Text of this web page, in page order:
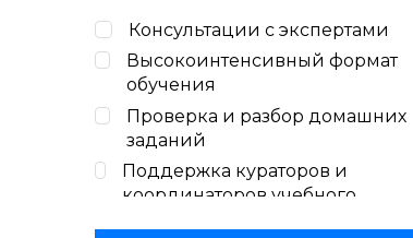
Консультации с экспертами
Высокоинтенсивный формат
обучения
Проверка и разбор домашних
заданий
Поддержка кураторов и
координаторов учебного